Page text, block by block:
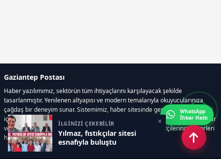
İLGİNİZİ ÇEKEBİLİR
Yılmaz, fıstıkçılar sitesi
esnafıyla buluştu
×
Gaziantep Postası
Haber yazılımımız, sektörün tüm ihtiyaçlarını karşılayacak şekilde
tasarlanmıştır. Yenilenen altyapısı ve modern temalarıyla okuyucularınıza
çağdaş bir deneyim sunar. Sistemimiz, haber sitesinde gerekli tüm modülleri
içerir. Siz içerik üretmeye odaklanırken, yazılımımız zamandan tasarruf sağlar
ve süreçlerinizi kolaylaştırır. Etkili arayüzü sayesinde ziyaretçileriniz haberleri
hızlı ve keyifle takip edebilir.
WhatsApp
İhbar Hattı